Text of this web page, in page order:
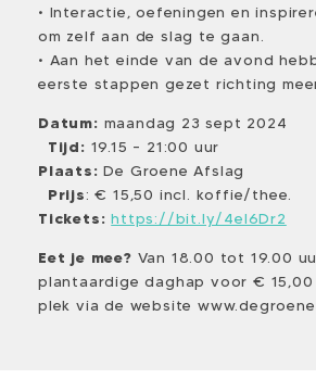
• Interactie, oefeningen en
om zelf aan de slag te gaan.
• Aan het einde van de avond
eerste stappen gezet richting
Datum: maandag 23 sept 2024
Tijd: 19.15 – 21:00 uur
Plaats: De Groene Afslag
Prijs: € 15,50 incl. koffie/thee.
Tickets: https://bit.ly/4el6Dr2
Eet je mee? Van 18.00 tot 19.00
plantaardige daghap voor € 15,00
plek via de website